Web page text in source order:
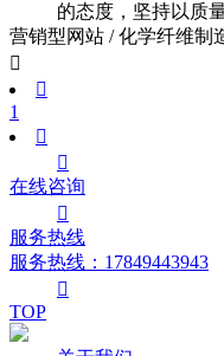
的态度，坚持以质
营销型网站 / 化学纤维制


1


在线咨询

服务热线
服务热线：17849443943

TOP